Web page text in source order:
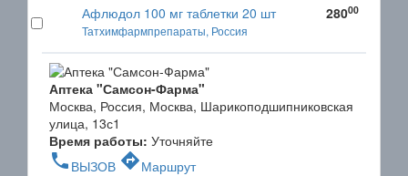
Афлюдол 100 мг таблетки 20 шт
Татхимфармпрепараты, Россия
28000
Аптека "Самсон-Фарма"
Москва, Россия, Москва, Шарикоподшипниковская
улица, 13с1
Время работы: Уточняйте
phone ВЫЗОВ directionsМаршрут